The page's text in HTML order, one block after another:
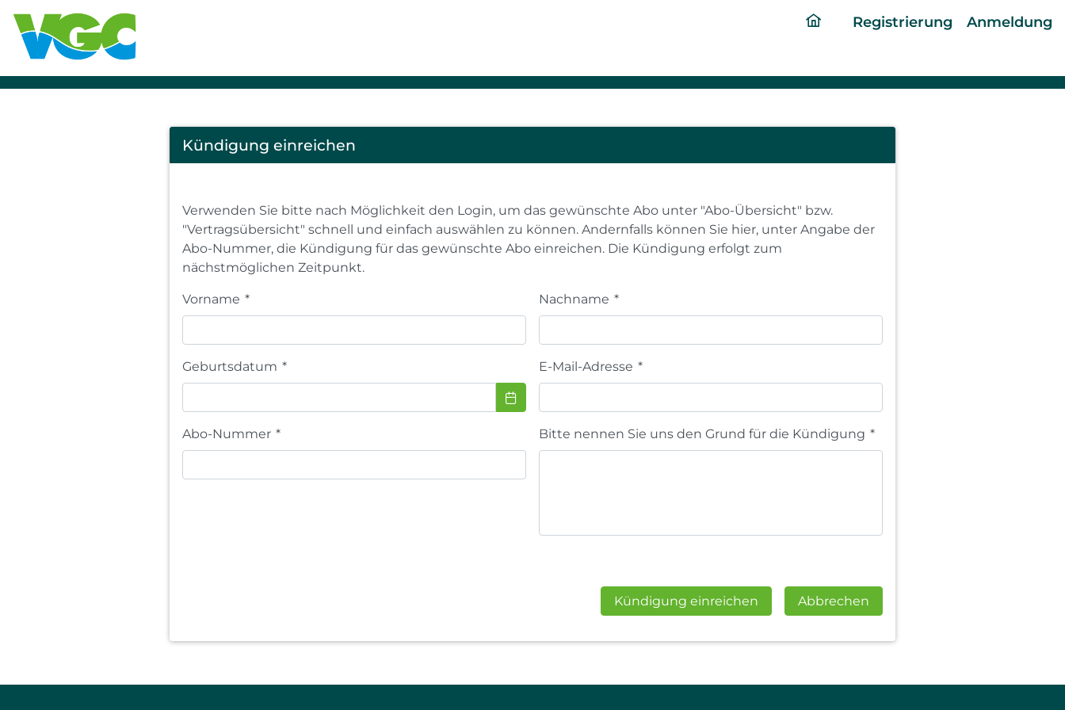
dingRegistrierung Anmeldung
Cancel
Abo
Kündigung einreichen
Verwenden Sie bitte nach Möglichkeit den Login, um das gewünschte Abo unter "Abo-Übersicht" bzw.
"Vertragsübersicht" schnell und einfach auswählen zu können. Andernfalls können Sie hier, unter Angabe der
Abo-Nummer, die Kündigung für das gewünschte Abo einreichen. Die Kündigung erfolgt zum
nächstmöglichen Zeitpunkt.
Vorname * Nachname *
Geburtsdatum * E-Mail-Adresse *
Abo-Nummer * Bitte nennen Sie uns den Grund für die Kündigung *
Kündigung einreichen Abbrechen